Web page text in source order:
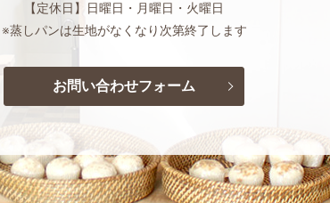
【定休日】日曜日・月曜日・火曜日
※蒸しパンは生地がなくなり次第終了します
お問い合わせフォーム